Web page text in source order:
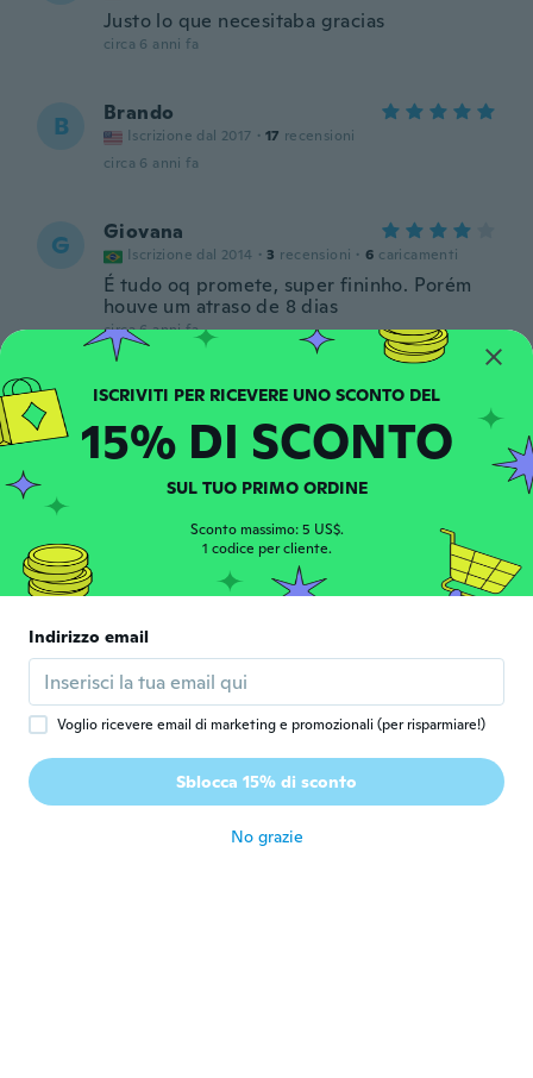
Justo lo que necesitaba gracias
circa 6 anni fa
B Brando
Iscrizione dal 2017 · 17 recensioni
circa 6 anni fa
G Giovana
Iscrizione dal 2014 · 3 recensioni · 6 caricamenti
É tudo oq promete, super fininho. Porém
houve um atraso de 8 dias
circa 6 anni fa
Iscrizione dal 2018 · 2 recensioni
Ótimo,tô amando muito bom
circa 6 anni fa
E Eurací
Iscrizione dal 2019
Cori Ann
Iscrizione dal 2017 · 116 recensioni
15% DI SCONTO
SUL TUO PRIMO ORDINE
Sconto massimo: 5 US$.
1 codice per cliente.
Indirizzo email
Voglio ricevere email di marketing e promozionali (per risparmiare!)
Sblocca 15% di sconto
No grazie